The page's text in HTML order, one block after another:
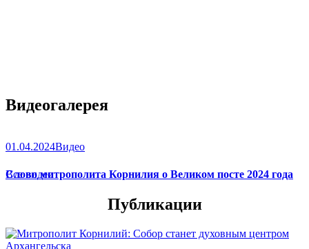
Видеогалерея
01.04.2024Видео
Слово митрополита Корнилия о Великом посте 2024 года
Все видео
Публикации